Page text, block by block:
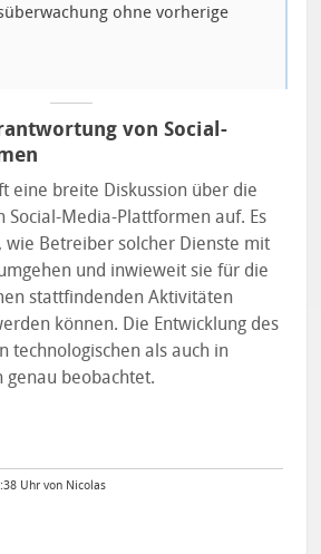
ohne vorherige
von Social-
eine breite Diskussion über die
Social-Media-Plattformen auf. Es
wie Betreiber solcher Dienste mit
und inwieweit sie für die
stattfindenden Aktivitäten
können. Die Entwicklung des
technologischen als auch in
genau beobachtet.
Uhr von Nicolas